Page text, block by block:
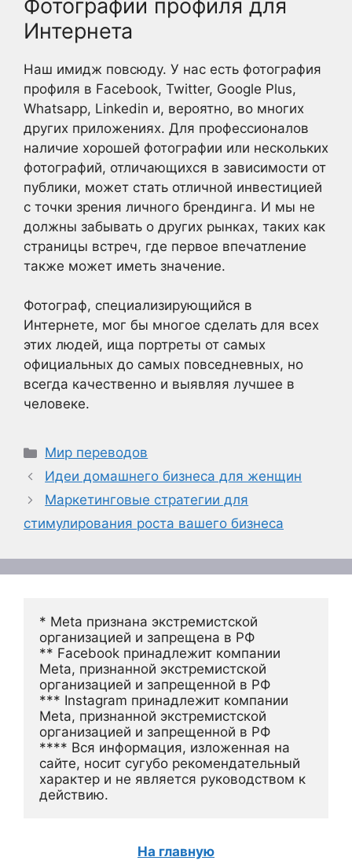
Фотографии профиля для
Интернета
Наш имидж повсюду. У нас есть фотография
профиля в Facebook, Twitter, Google Plus,
Whatsapp, Linkedin и, вероятно, во многих
других приложениях. Для профессионалов
наличие хорошей фотографии или нескольких
фотографий, отличающихся в зависимости от
публики, может стать отличной инвестицией
с точки зрения личного брендинга. И мы не
должны забывать о других рынках, таких как
страницы встреч, где первое впечатление
также может иметь значение.
Фотограф, специализирующийся в
Интернете, мог бы многое сделать для всех
этих людей, ища портреты от самых
официальных до самых повседневных, но
всегда качественно и выявляя лучшее в
человеке.
Рубрики
Мир переводов
Идеи домашнего бизнеса для женщин
Маркетинговые стратегии для
стимулирования роста вашего бизнеса
* Meta признана экстремистской
организацией и запрещена в РФ
** Facebook принадлежит компании
Meta, признанной экстремистской
организацией и запрещенной в РФ
*** Instagram принадлежит компании
Meta, признанной экстремистской
организацией и запрещенной в РФ
**** Вся информация, изложенная на
сайте, носит сугубо рекомендательный
характер и не является руководством к
действию.
На главную